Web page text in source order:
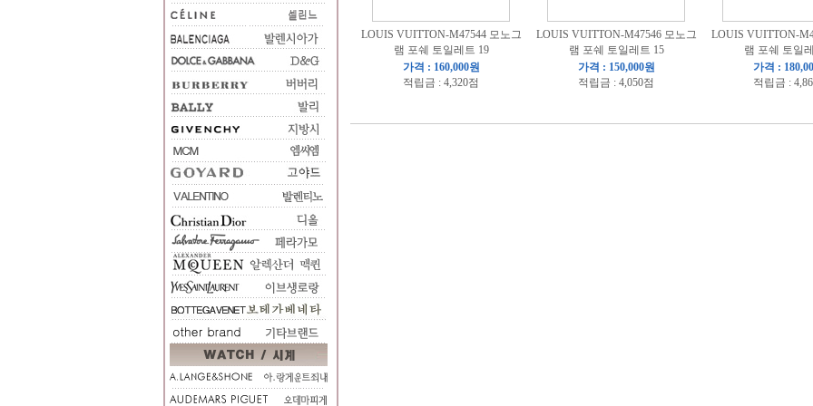
LOUIS VUITTON-M47544 모노그
램 포쉐 토일레트 19
가격 : 160,000원
적립금 : 4,320점
LOUIS VUITTON-M47546 모노그
램 포쉐 토일레트 15
가격 : 150,000원
적립금 : 4,050점
LOUIS VUITTON-
램 포쉐 토일
가격 :
적립금 :